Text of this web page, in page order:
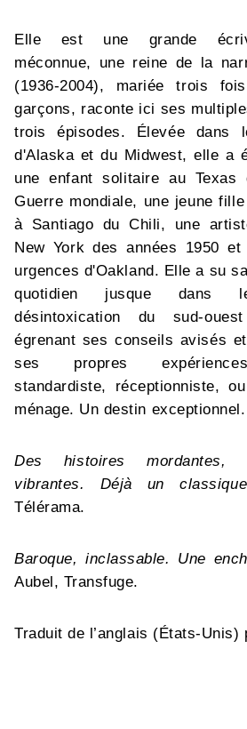
Elle est une grande
méconnue, une reine de la
(1936-2004), mariée trois
garçons, raconte ici ses
trois épisodes. Élevée dans
d'Alaska et du Midwest, elle a
une enfant solitaire au Texas
Guerre mondiale, une jeune
à Santiago du Chili, une
New York des années 1950
urgences d'Oakland. Elle a su
quotidien jusque dans
désintoxication du sud-
égrenant ses conseils avisés
ses propres
standardiste, réceptionniste,
ménage. Un destin exceptionnel.
Des histoires mordantes,
vibrantes. Déjà un
Télérama.
Baroque, inclassable. Une
Aubel, Transfuge.
Traduit de l’anglais (États-Unis)